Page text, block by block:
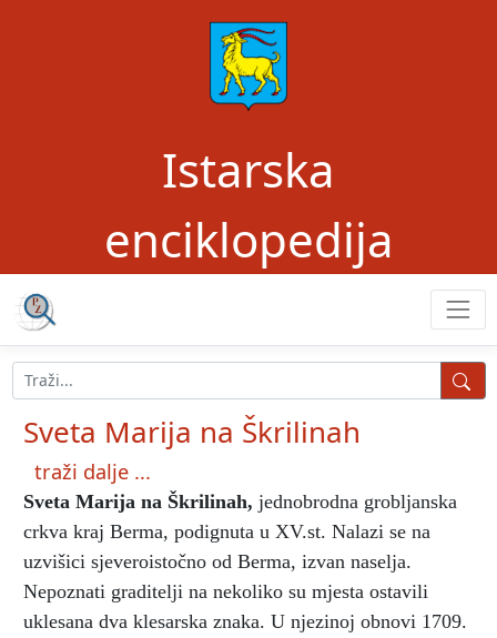
Istarska
enciklopedija
Sveta Marija na Škrilinah
traži dalje ...
Sveta Marija na Škrilinah, jednobrodna grobljanska
crkva kraj Berma, podignuta u XV.st. Nalazi se na
uzvišici sjeveroistočno od Berma, izvan naselja.
Nepoznati graditelji na nekoliko su mjesta ostavili
uklesana dva klesarska znaka. U njezinoj obnovi 1709.